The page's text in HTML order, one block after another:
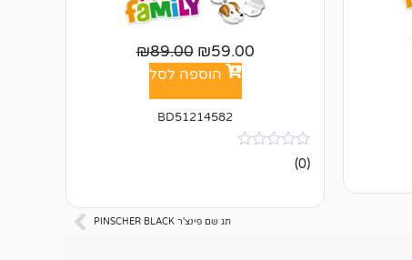
₪59.00
₪89.00
הוספה לסל
BD51214582
אין
ביקורות
(0)
תג שם פינצ'ר PINSCHER BLACK